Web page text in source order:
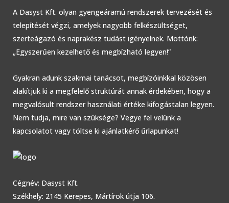
A Dasyst Kft. olyan gyengeáramú rendszerek tervezését és
telepítését végzi, amelyek nagyobb felkészültséget,
szerteágazó és naprakész tudást igényelnek. Mottónk:
„Egyszerűen kezelhető és megbízható legyen!”
Gyakran adunk szakmai tanácsot, megbízóinkkal közösen
alakítjuk ki a megfelelő struktúrát annak érdekében, hogy a
megvalósult rendszer használati értéke kifogástalan legyen.
Nem tudja, mire van szüksége? Vegye fel velünk a
kapcsolatot vagy töltse ki ajánlatkérő űrlapunkat!
Cégnév: Dasyst Kft.
Székhely: 2145 Kerepes, Mártírok útja 106.